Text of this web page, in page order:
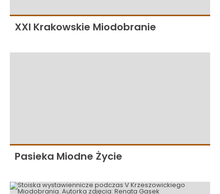
XXI Krakowskie Miodobranie
Pasieka Miodne Życie